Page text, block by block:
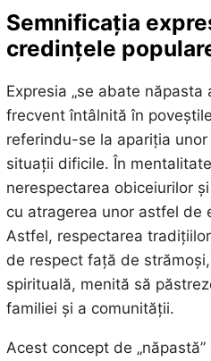
Semnificația
credințele
Expresia „se abate năpasta
frecvent întâlnită în
referindu-se la apariția
situații dificile. În
nerespectarea obiceiurilor
cu atragerea unor astfel de
Astfel, respectarea
de respect față de
spirituală, menită să
familiei și a comunității.
Acest concept de